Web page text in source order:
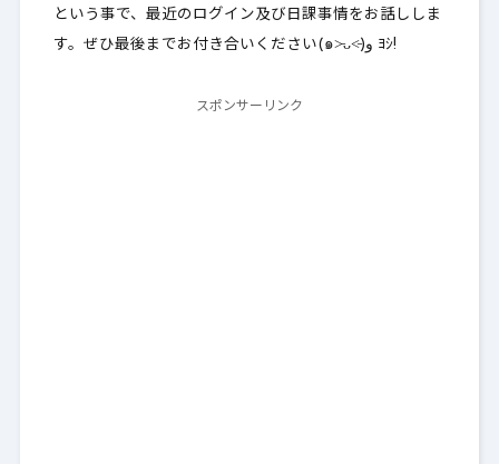
という事で、最近のログイン及び日課事情をお話ししま
す。ぜひ最後までお付き合いください(๑˃̵ᴗ˂̵)و ﾖｼ!
スポンサーリンク